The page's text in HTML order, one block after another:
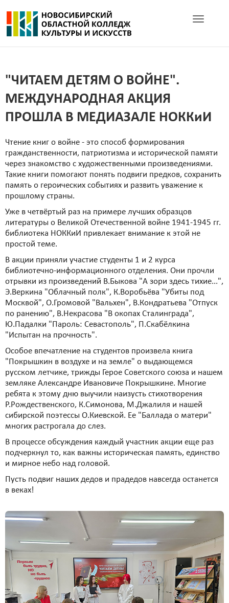
Toggle
"ЧИТАЕМ ДЕТЯМ О ВОЙНЕ".
МЕЖДУНАРОДНАЯ АКЦИЯ
ПРОШЛА В МЕДИАЗАЛЕ НОККиИ
Чтение книг о войне - это способ формирования
гражданственности, патриотизма и исторической памяти
через знакомство с художественными произведениями.
Такие книги помогают понять подвиги предков, сохранить
память о героических событиях и развить уважение к
прошлому страны.
Уже в четвёртый раз на примере лучших образцов
литературы о Великой Отечественной войне 1941-1945 гг.
библиотека НОККиИ привлекает внимание к этой не
простой теме.
В акции приняли участие студенты 1 и 2 курса
библиотечно-информационного отделения. Они прочли
отрывки из произведений В.Быкова "А зори здесь тихие...",
Э.Веркина "Облачный полк", К.Воробьёва "Убиты под
Москвой", О.Громовой "Вальхен", В.Кондратьева "Отпуск
по ранению", В.Некрасова "В окопах Сталинграда",
Ю.Падалки "Пароль: Севастополь", П.Скабёлкина
"Испытан на прочность".
Особое впечатление на студентов произвела книга
"Покрышкин в воздухе и на земле" о выдающемся
русском летчике, трижды Герое Советского союза и нашем
земляке Александре Ивановиче Покрышкине. Многие
ребята к этому дню выучили наизусть стихотворения
Р.Рождественского, К.Симонова, М.Джалиля и нашей
сибирской поэтессы О.Киевской. Ее "Баллада о матери"
многих растрогала до слез.
В процессе обсуждения каждый участник акции еще раз
подчеркнул то, как важны историческая память, единство
и мирное небо над головой.
Пусть подвиг наших дедов и прадедов навсегда останется
в веках!